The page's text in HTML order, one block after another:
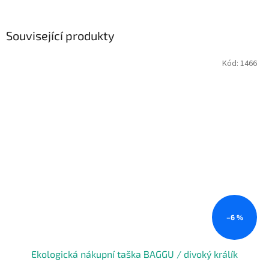
Související produkty
–6 %
Ekologická nákupní taška BAGGU / divoký králík
Kód: 1466